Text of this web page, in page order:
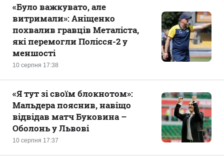
10 серпня 17:38
«Було важкувато, але
витримали»: Аніщенко
похвалив гравців Металіста,
які перемогли Полісся-2 у
меншості
10 серпня 17:37
«Я тут зі своїм блокнотом»:
Мальдера пояснив, навіщо
відвідав матч Буковина –
Оболонь у Львові